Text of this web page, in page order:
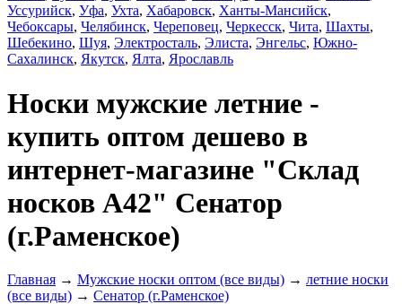
Уссурийск, Уфа, Ухта, Хабаровск, Ханты-Мансийск,
Чебоксары, Челябинск, Череповец, Черкесск, Чита, Шахты,
Шебекино, Шуя, Электросталь, Элиста, Энгельс, Южно-
Сахалинск, Якутск, Ялта, Ярославль
Носки мужские летние -
купить оптом дешево в
интернет-магазине "Склад
носков А42" Сенатор
(г.Раменское)
Главная → Мужские носки оптом (все виды) → летние носки
(все виды) → Сенатор (г.Раменское)